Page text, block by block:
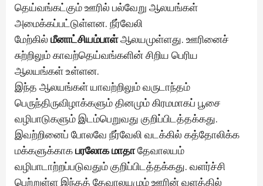
தெய்வங்கட்கும் ஊரில் பல்வேறு ஆலயங்கள்
அமைக்கப்பட்டுள்ளன. நீர்வேலி
மேற்கில் மீனாட்சியம்பாள்ஆலயமுள்ளது. ஊரினைச்
சுற்றிலும் காவற்தெய்வங்களின் சிறிய பெரிய
ஆலயங்கள் உள்ளன.
இந்த ஆலயங்கள் யாவற்றிலும் வருடாந்தம்
பெருந்திருவிழாக்களும் தினமும் கிரமமாகப் பூசை
வழிபாடுகளும் இடம்பெறுவது குறிப்பிடத்தக்கது.
இவற்றினைப் போலவே நீர்வேலி வடக்கில் கத்தோலிக்க
மக்களுக்காகபரலோக மாதாதேவாலயம்
வழிபாடாற்றப்படுவதும் குறிப்பிடத்தக்கது. வளர்ச்சி
பெற்றுள்ள இந்தத் தேவாலயமும் ஊரின் வளத்தில்